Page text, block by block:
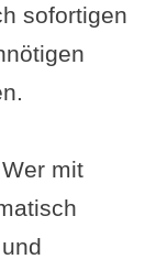
sofortigen
mit